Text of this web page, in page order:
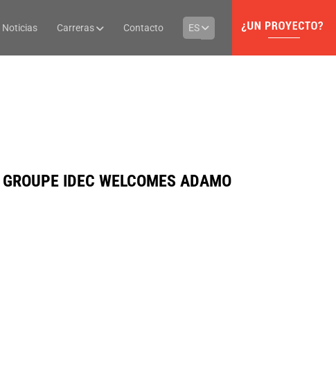
Noticias Carreras Contacto ES
IDEC WELCOMES ADAMO